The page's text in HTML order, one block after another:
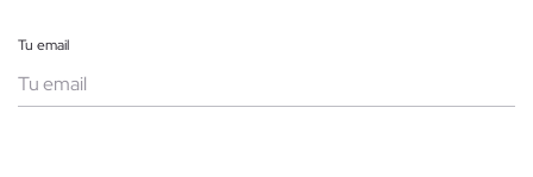
Tu email